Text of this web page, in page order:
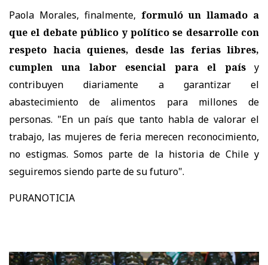
Paola Morales, finalmente, formuló un llamado a
que el debate público y político se desarrolle con
respeto hacia quienes, desde las ferias libres,
cumplen una labor esencial para el país
y
contribuyen diariamente a garantizar el
abastecimiento de alimentos para millones de
personas. "En un país que tanto habla de valorar el
trabajo, las mujeres de feria merecen reconocimiento,
no estigmas. Somos parte de la historia de Chile y
seguiremos siendo parte de su futuro".
PURANOTICIA